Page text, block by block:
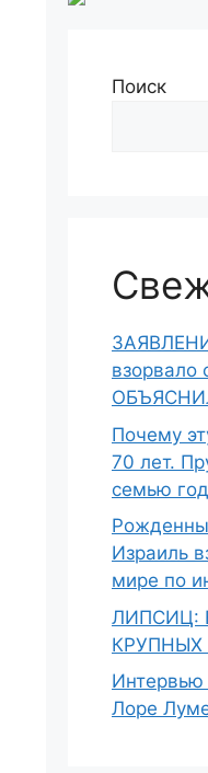
Поиск
Почему
70 лет.
семью
Израиль
мире по
ЛИПСИЦ:
КРУПНЫХ
Лоре